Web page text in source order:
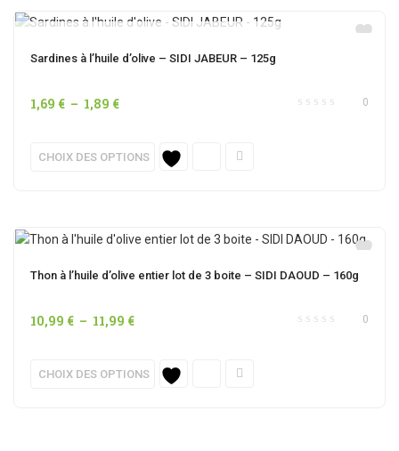
variations.
options
la
Sardines à l’huile d’olive – SIDI JABEUR – 125g
0
1,69 € – 1,89 €Plage
1,69 €
CHOIX DES OPTIONS
Ce
produit
variations.
options
la
Thon à l’huile d’olive entier lot de 3 boite – SIDI DAOUD – 160g
0
10,99 € – 11,99 €Plage
10,99 €
CHOIX DES OPTIONS
Ce
produit